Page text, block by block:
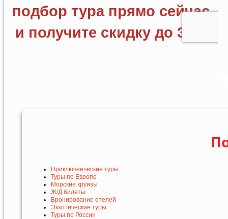
Приключенческие туры
Туры по Европе
Морские круизы
Ж/Д билеты
Бронирование отелей
Экзотические туры
Туры по России